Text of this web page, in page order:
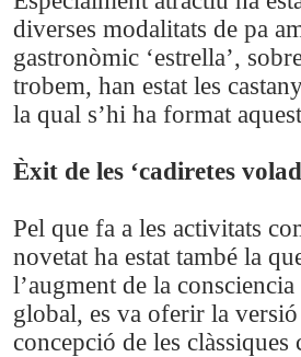
diverses modalitats de pa
gastronòmic ‘estrella’,
trobem, han estat les
la qual s’hi ha format
Èxit de les ‘cadiretes
Pel que fa a les activitats
novetat ha estat també la
l’augment de la
global, es va oferir la
concepció de les